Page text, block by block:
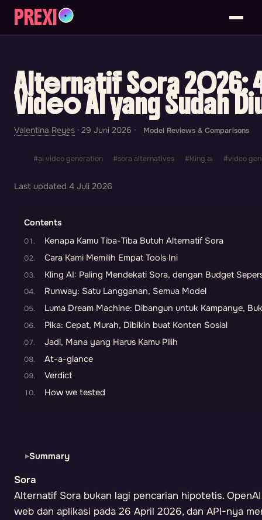
Alternatif Sora 2026:
Video AI yang Sudah
Valentina Reyes · 29 Juni 2026 · Model Reviews & Comparisons
#ai video generation #sora alternatives #kling ai #video
Last updated 4 Juli 2026
Summary
Contents
Kenapa Kamu Tiba-Tiba Butuh Alternatif Sora
Cara Kami Memilih Empat Tools Ini
Kling AI: Paling Mendekati Sora, dengan Budget
Runway: Satu Langganan, Semua Model
Luma Dream Machine: Dibangun untuk Kampanye,
Pika: Cepat, Murah, Dibikin buat Konten Sosial
Jadi, Mana yang Harus Kamu Pilih
At-a-glance
Verdict
How we tested
Sora
Alternatif Sora bukan lagi pencarian hipotetis.
web dan aplikasi pada 26 April 2026, dan API-nya
PREXI ✦